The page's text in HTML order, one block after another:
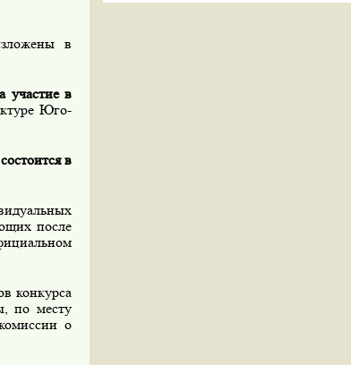
в
участие в
Юго-
в
после
конкурса
по месту
о